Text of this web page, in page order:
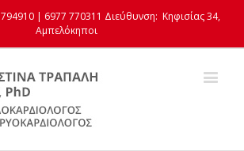
| 6977 770311 Διεύθυνση: Κηφισίας 34,
Αμπελόκηποι